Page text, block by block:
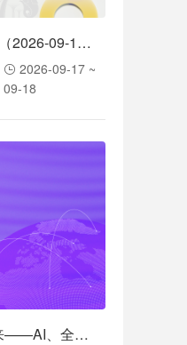
Global Connect Singapore（2026-09-17至2026-09-18）
2026-09-17 ~
09-18
Stripe Oline：预见营收未来——AI、全球支付与亚太机遇（2026-08-12）